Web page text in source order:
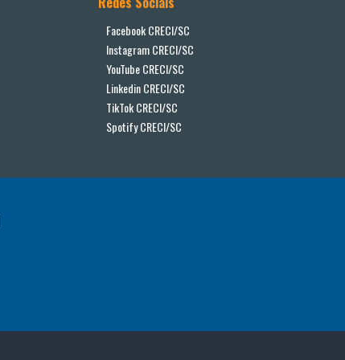
Facebook CRECI/SC
Instagram CRECI/SC
YouTube CRECI/SC
Linkedin CRECI/SC
TikTok CRECI/SC
Spotify CRECI/SC